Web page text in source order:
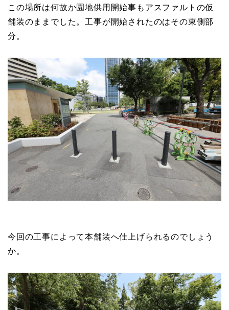
この場所は何故か園地供用開始事もアスファルトの仮
舗装のままでした。工事が開始されたのはその東側部
分。
今回の工事によって本舗装へ仕上げられるのでしょう
か。